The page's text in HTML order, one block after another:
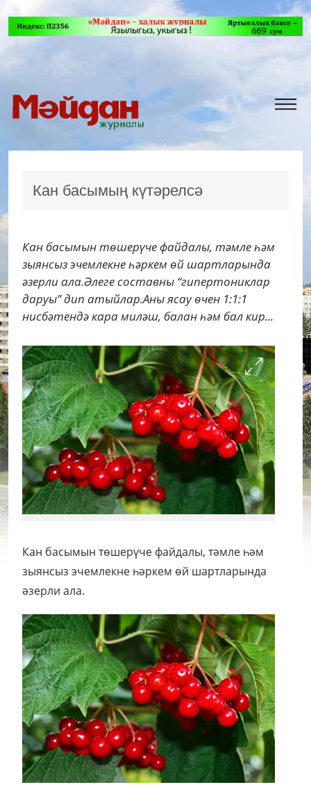
Кан басымың күтәрелсә
Кан басымын төшерүче файдалы, тәмле һәм
зыянсыз эчемлекне һәркем өй шартларында
әзерли ала.Әлеге составны “гипертониклар
даруы” дип атыйлар.Аны ясау өчен 1:1:1
нисбәтендә кара миләш, балан һәм бал кир...
Кан басымын төшерүче файдалы, тәмле һәм
зыянсыз эчемлекне һәркем өй шартларында
әзерли ала.